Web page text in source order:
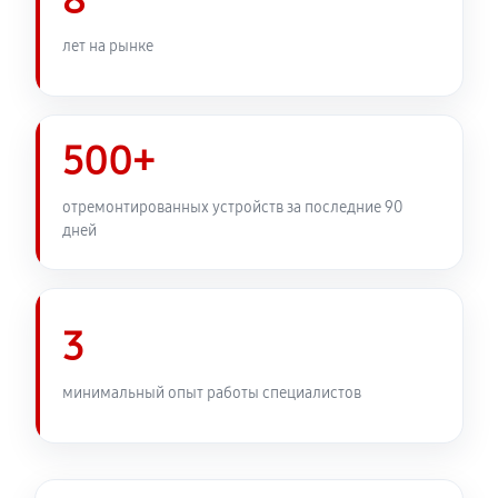
Установка подвеса объектива Canon EF 75-300 f/4-
5.6 III
360 руб
Замена электронной платы
Ремонт узла автофокуса
Замена переходных шлейфов
Устранение механических повреждений
лет на рынке
500+
отремонтированных устройств за последние 90
дней
3
минимальный опыт работы специалистов